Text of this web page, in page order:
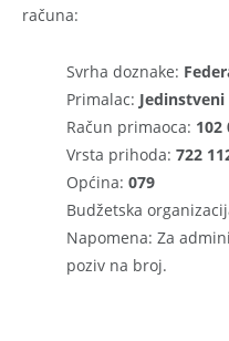
računa:
Svrha doznake:
Primalac:
Račun primaoca: 102
Vrsta prihoda: 722
Općina: 079
Budžetska
Napomena: Za
poziv na broj.